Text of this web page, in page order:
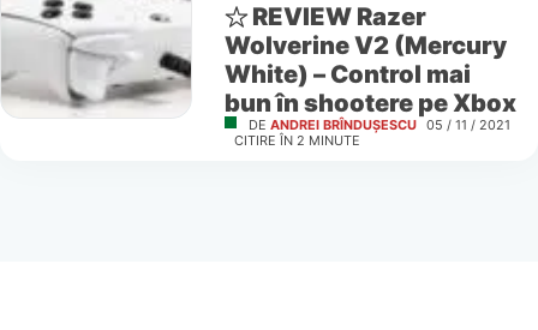
REVIEW Razer
Wolverine V2 (Mercury
White) – Control mai
bun în shootere pe Xbox
DE ANDREI BRÎNDUȘESCU 05 / 11 / 2021
CITIRE ÎN 2 MINUTE